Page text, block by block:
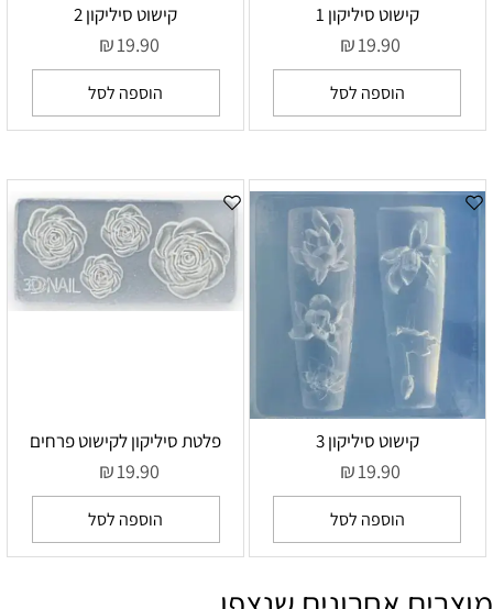
קישוט סיליקון 1
₪19.90
הוספה לסל
קישוט סיליקון 2
₪19.90
הוספה לסל
קישוט סיליקון 3
₪19.90
הוספה לסל
פלטת סיליקון לקישוט פרחים
₪19.90
הוספה לסל